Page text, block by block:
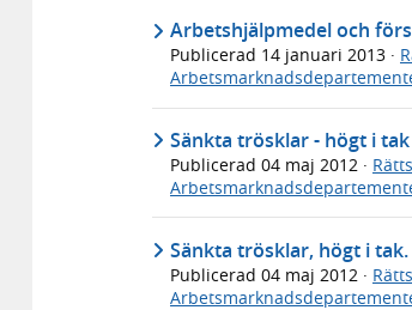
Arbetshjälpmedel och
Publicerad 14 januari 2013 ·
Sänkta trösklar - högt i tak
Publicerad 04 maj 2012 ·
Sänkta trösklar, högt i
Publicerad 04 maj 2012 ·